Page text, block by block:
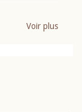
Voir plus